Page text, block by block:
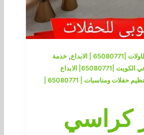
| الابداع ,خدمة
الضيافة العربية في الكويت |65080771| الابداع
كراسي